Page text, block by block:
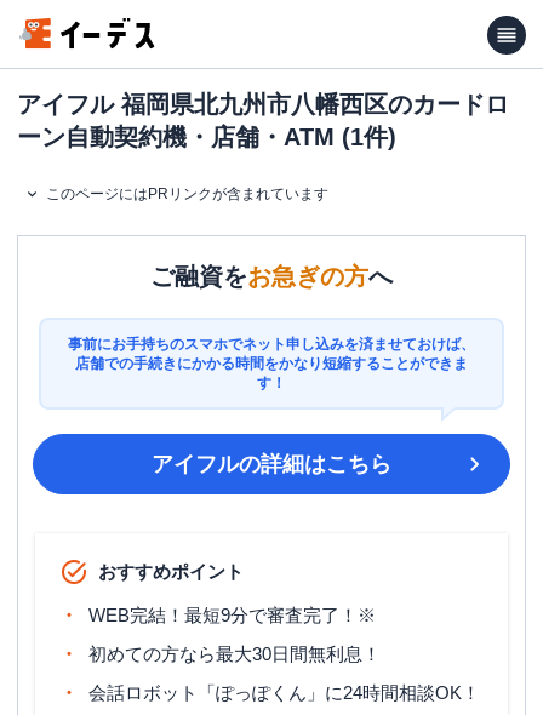
アイフル 福岡県北九州市八幡西区のカードロ
ーン自動契約機・店舗・ATM (1件)
このページにはPRリンクが含まれています
ご融資をお急ぎの方へ
事前にお手持ちのスマホでネット申し込みを済ませておけば、
店舗での手続きにかかる時間をかなり短縮することができま
す！
アイフルの詳細はこちら
おすすめポイント
WEB完結！最短9分で審査完了！※
初めての方なら最大30日間無利息！
会話ロボット「ぽっぽくん」に24時間相談OK！